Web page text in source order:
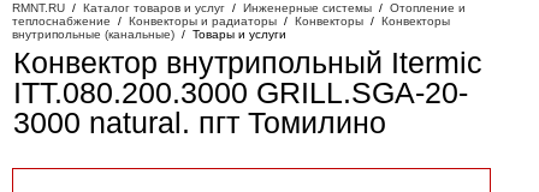
RMNT.RU / Каталог товаров и услуг / Инженерные системы / Отопление и
теплоснабжение / Конвекторы и радиаторы / Конвекторы / Конвекторы
внутрипольные (канальные) / Товары и услуги
Конвектор внутрипольный Itermic
ITT.080.200.3000 GRILL.SGA-20-
3000 natural. пгт Томилино